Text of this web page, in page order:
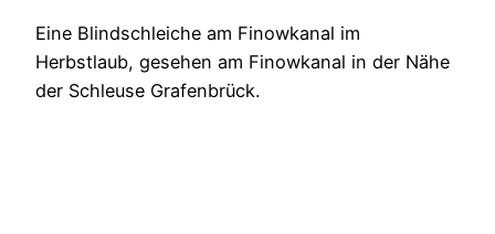
Eine Blindschleiche am Finowkanal im
Herbstlaub, gesehen am Finowkanal in der Nähe
der Schleuse Grafenbrück.